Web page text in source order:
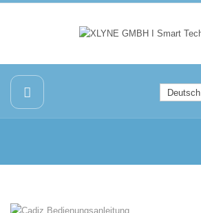
Deutsch